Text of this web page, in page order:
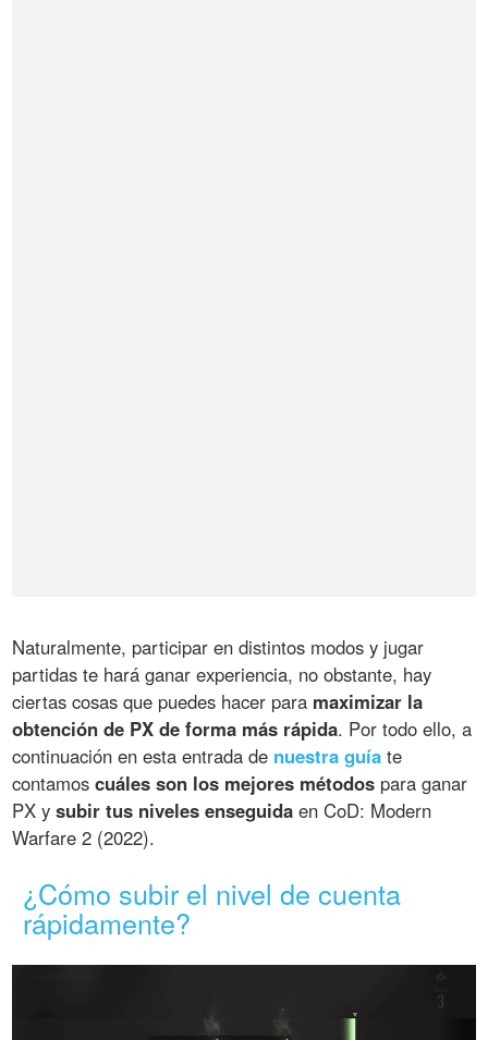
Naturalmente, participar en distintos modos y jugar
partidas te hará ganar experiencia, no obstante, hay
ciertas cosas que puedes hacer para maximizar la
obtención de PX de forma más rápida. Por todo ello, a
continuación en esta entrada de nuestra guía te
contamoscuáles son los mejores métodos para ganar
PX ysubir tus niveles enseguida en CoD: Modern
Warfare 2 (2022).
¿Cómo subir el nivel de cuenta
rápidamente?